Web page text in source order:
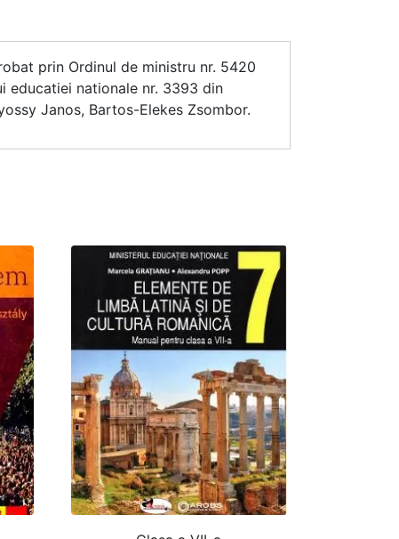
prin Ordinul de ministru nr. 5420
educatiei nationale nr. 3393 din
Janos, Bartos-Elekes Zsombor.